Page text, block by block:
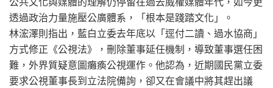
透過政治力量施壓公廣體系，「根本是踐踏文化」。
林浤澤則指出，藍白立委去年底以「逕付二讀、過水協商」
方式修正《公視法》，刪除董事延任機制，導致董事選任困
難，外界質疑意圖癱瘓公視運作。他認為，近期國民黨立委
要求公視董事長到立法院備詢，卻又在會議中將其趕出議